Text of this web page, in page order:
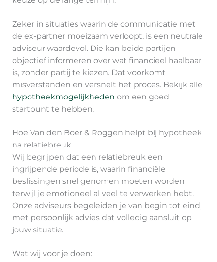
Zeker in situaties waarin de communicatie met
de ex-partner moeizaam verloopt, is een neutrale
adviseur waardevol. Die kan beide partijen
objectief informeren over wat financieel haalbaar
is, zonder partij te kiezen. Dat voorkomt
misverstanden en versnelt het proces. Bekijk alle
hypotheekmogelijkheden om een goed
startpunt te hebben.
Hoe Van den Boer & Roggen helpt bij hypotheek
na relatiebreuk
Wij begrijpen dat een relatiebreuk een
ingrijpende periode is, waarin financiële
beslissingen snel genomen moeten worden
terwijl je emotioneel al veel te verwerken hebt.
Onze adviseurs begeleiden je van begin tot eind,
met persoonlijk advies dat volledig aansluit op
jouw situatie.
Wat wij voor je doen: